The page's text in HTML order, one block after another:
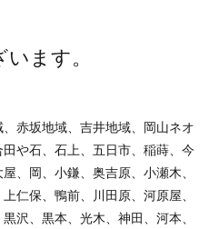
ます。
赤坂地域、吉井地域、岡山ネオ
や石、石上、五日市、稲蒔、今
、岡、小鎌、奥吉原、小瀬木、
仁保、鴨前、川田原、河原屋、
沢、黒本、光木、神田、河本、